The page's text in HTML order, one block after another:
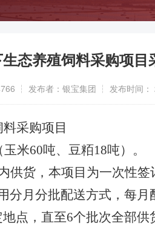
基层动态 组织架
历史荣
重大经营管
重要人事
履行社会
态养殖饲料采购项目
┆ 发布者：银宝集团 ┆ 发布时间：
采购项目
玉米60吨、豆粨18吨） 。
供货 ， 本项目为一次性签
分月分批配送方式，每月
点，直至6个批次全部供